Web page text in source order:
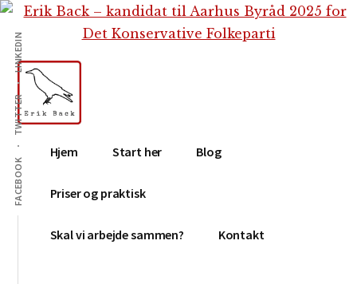
Skip
indhold
Gå
primær
sidebar
Skip
footer
Additional
menu
FACEBOOK
TWITTER
LINKEDIN
Erik
Back
Tekstforfatter,
content
creation,
blog,
Hjem Start her Blog
Priser og praktisk
Skal vi arbejde sammen? Kontakt